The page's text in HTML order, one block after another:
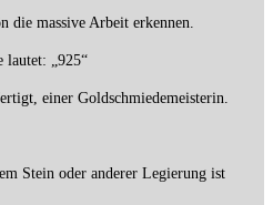
die massive Arbeit erkennen.
lautet: „925“
einer Goldschmiedemeisterin.
Stein oder anderer Legierung ist